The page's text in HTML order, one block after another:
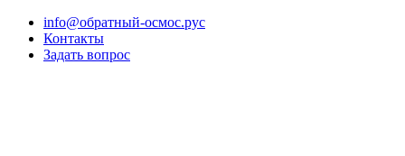
info@обратный-осмос.рус
Контакты
Задать вопрос